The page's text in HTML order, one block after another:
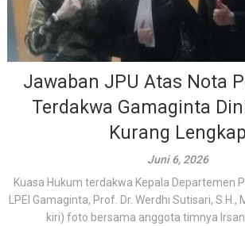
Jawaban JPU Atas Nota
Terdakwa Gamaginta
Kurang Lengkap
Juni 6, 2026
Kuasa Hukum terdakwa Kepala Departemen
LPEI Gamaginta, Prof. Dr. Werdhi Sutisari, S.H.,
kiri) foto bersama anggota timnya Irsan